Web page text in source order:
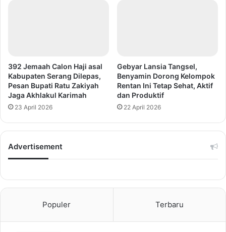
392 Jemaah Calon Haji asal
Kabupaten Serang Dilepas,
Pesan Bupati Ratu Zakiyah
Jaga Akhlakul Karimah
23 April 2026
Gebyar Lansia Tangsel,
Benyamin Dorong Kelompok
Rentan Ini Tetap Sehat, Aktif
dan Produktif
22 April 2026
Advertisement
Populer Terbaru